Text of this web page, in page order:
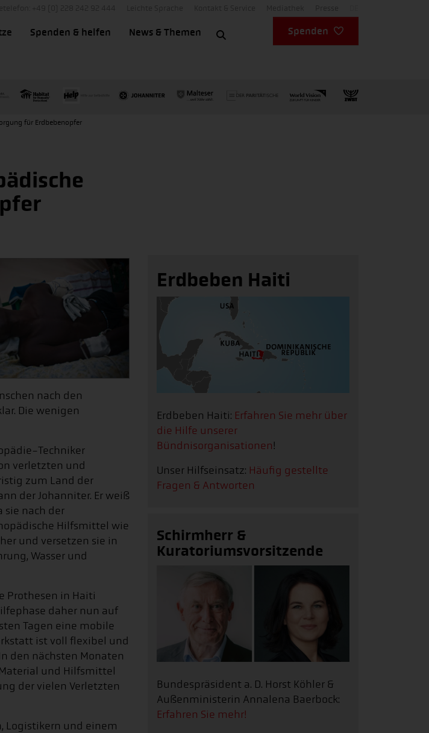
Spenden & helfen News & Themen Spenden
für Erdbebenopfer
nach den
Die wenigen
Techniker
verletzten und
zum Land der
der Johanniter. Er weiß
sie nach der
Hilfsmittel wie
und versetzen sie in
Wasser und
Prothesen in Haiti
daher nun auf
Tagen eine mobile
ist voll flexibel und
den nächsten Monaten
und Hilfsmittel
der vielen Verletzten
Logistikern und einem
Erdbeben Haiti
Erdbeben Haiti: Erfahren Sie mehr über
die Hilfe unserer
Bündnisorganisationen!
Unser Hilfseinsatz: Häufig gestellte
Fragen & Antworten
Schirmherr &
Kuratoriumsvorsitzende
Bundespräsident a. D. Horst Köhler &
Außenministerin Annalena Baerbock:
Erfahren Sie mehr!